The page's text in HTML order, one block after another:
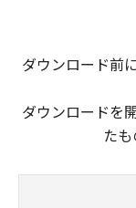
ダウンロード前
ダウンロードを
た